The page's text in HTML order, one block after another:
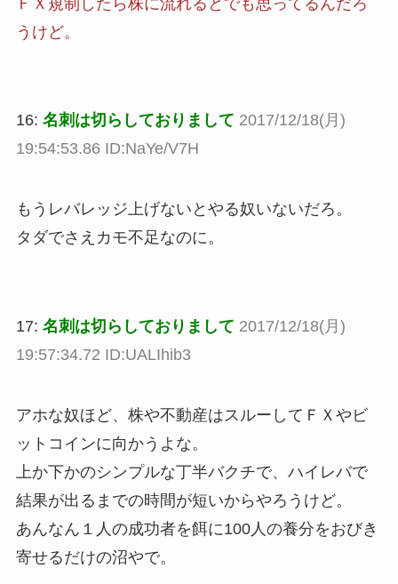
うけど。
16: 名刺は切らしておりまして 2017/12/18(月)
19:54:53.86 ID:NaYe/V7H
もうレバレッジ上げないとやる奴いないだろ。
タダでさえカモ不足なのに。
17: 名刺は切らしておりまして 2017/12/18(月)
19:57:34.72 ID:UALIhib3
アホな奴ほど、株や不動産はスルーしてＦＸやビ
ットコインに向かうよな。
上か下かのシンプルな丁半バクチで、ハイレバで
結果が出るまでの時間が短いからやろうけど。
あんなん１人の成功者を餌に100人の養分をおびき
寄せるだけの沼やで。